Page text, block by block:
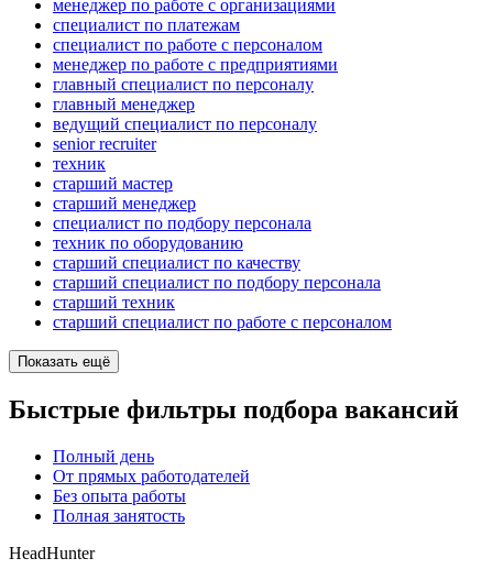
менеджер по работе с организациями
специалист по платежам
специалист по работе с персоналом
менеджер по работе с предприятиями
главный специалист по персоналу
главный менеджер
ведущий специалист по персоналу
senior recruiter
техник
старший мастер
старший менеджер
специалист по подбору персонала
техник по оборудованию
старший специалист по качеству
старший специалист по подбору персонала
старший техник
старший специалист по работе с персоналом
Показать ещё
Быстрые фильтры подбора вакансий
Полный день
От прямых работодателей
Без опыта работы
Полная занятость
HeadHunter